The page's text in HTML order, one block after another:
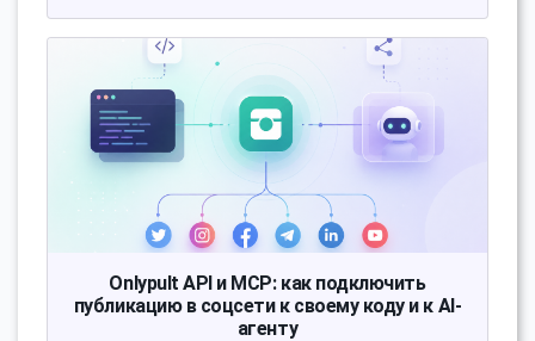
Onlypult API и MCP: как подключить
публикацию в соцсети к своему коду и к AI-
агенту